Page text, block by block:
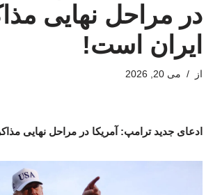
در مراحل نهایی
ایران است!
از می 20, 2026
ادعای جدید ترامپ: آمریکا در مراحل نهایی